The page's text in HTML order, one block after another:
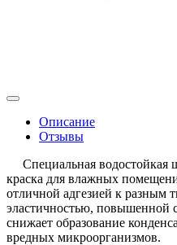
Описание
Отзывы
Специальная водостойкая
краска для влажных
отличной адгезией к разным
эластичностью, повышенной
снижает образование
вредных микроорганизмов.